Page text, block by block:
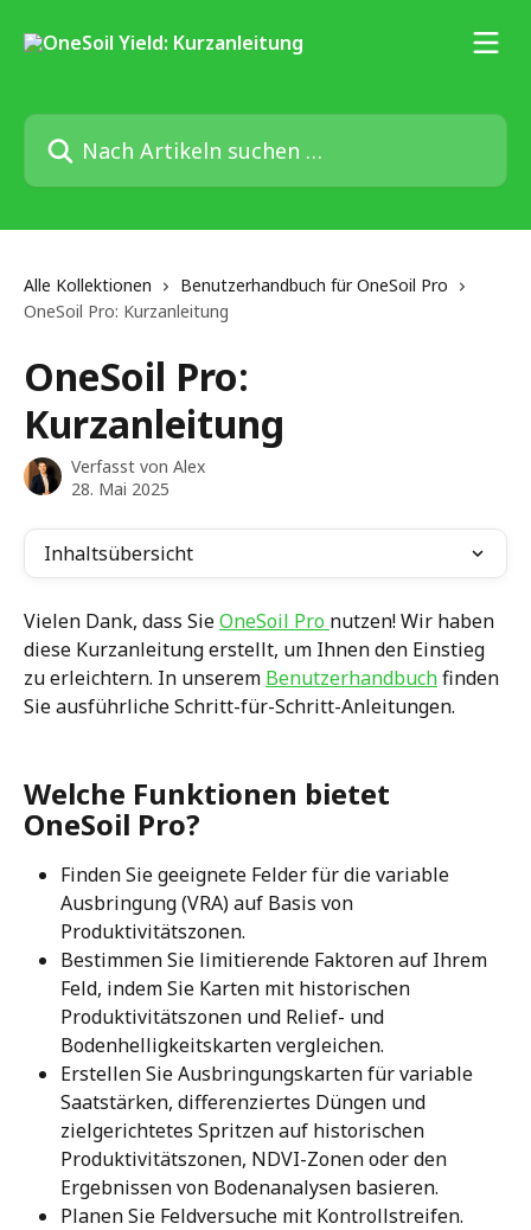
Nach Artikeln suchen …
Alle Kollektionen
Benutzerhandbuch für OneSoil Pro
OneSoil Pro: Kurzanleitung
OneSoil Pro:
Kurzanleitung
Verfasst von Alex
28. Mai 2025
Inhaltsübersicht
Vielen Dank, dass Sie OneSoil Pro nutzen! Wir haben
diese Kurzanleitung erstellt, um Ihnen den Einstieg
zu erleichtern. In unserem Benutzerhandbuch finden
Sie ausführliche Schritt-für-Schritt-Anleitungen.
Welche Funktionen bietet
OneSoil Pro?
Finden Sie geeignete Felder für die variable
Ausbringung (VRA) auf Basis von
Produktivitätszonen.
Bestimmen Sie limitierende Faktoren auf Ihrem
Feld, indem Sie Karten mit historischen
Produktivitätszonen und Relief- und
Bodenhelligkeitskarten vergleichen.
Erstellen Sie Ausbringungskarten für variable
Saatstärken, differenziertes Düngen und
zielgerichtetes Spritzen auf historischen
Produktivitätszonen, NDVI-Zonen oder den
Ergebnissen von Bodenanalysen basieren.
Planen Sie Feldversuche mit Kontrollstreifen.